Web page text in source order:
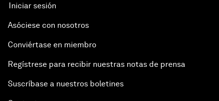
Iniciar sesión
Asóciese con nosotros
Conviértase en miembro
Regístrese para recibir nuestras notas de prensa
Suscríbase a nuestros boletines